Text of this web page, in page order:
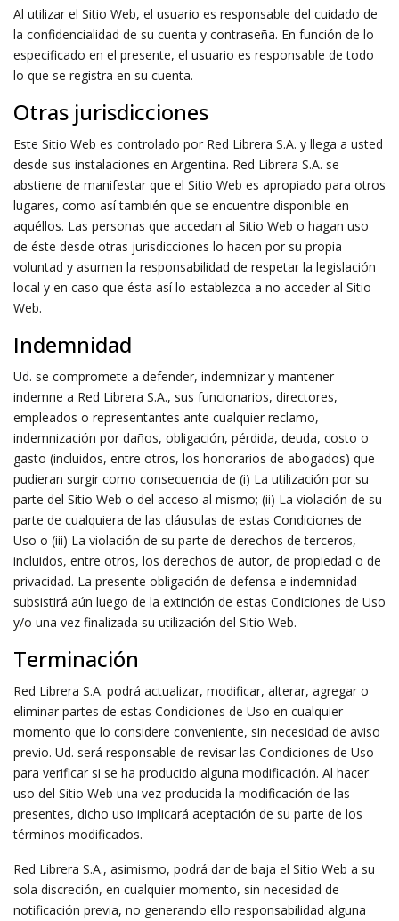
Al utilizar el Sitio Web, el usuario es responsable del cuidado de
la confidencialidad de su cuenta y contraseña. En función de lo
especificado en el presente, el usuario es responsable de todo
lo que se registra en su cuenta.
Otras jurisdicciones
Este Sitio Web es controlado por Red Librera S.A. y llega a usted
desde sus instalaciones en Argentina. Red Librera S.A. se
abstiene de manifestar que el Sitio Web es apropiado para otros
lugares, como así también que se encuentre disponible en
aquéllos. Las personas que accedan al Sitio Web o hagan uso
de éste desde otras jurisdicciones lo hacen por su propia
voluntad y asumen la responsabilidad de respetar la legislación
local y en caso que ésta así lo establezca a no acceder al Sitio
Web.
Indemnidad
Ud. se compromete a defender, indemnizar y mantener
indemne a Red Librera S.A., sus funcionarios, directores,
empleados o representantes ante cualquier reclamo,
indemnización por daños, obligación, pérdida, deuda, costo o
gasto (incluidos, entre otros, los honorarios de abogados) que
pudieran surgir como consecuencia de (i) La utilización por su
parte del Sitio Web o del acceso al mismo; (ii) La violación de su
parte de cualquiera de las cláusulas de estas Condiciones de
Uso o (iii) La violación de su parte de derechos de terceros,
incluidos, entre otros, los derechos de autor, de propiedad o de
privacidad. La presente obligación de defensa e indemnidad
subsistirá aún luego de la extinción de estas Condiciones de Uso
y/o una vez finalizada su utilización del Sitio Web.
Terminación
Red Librera S.A. podrá actualizar, modificar, alterar, agregar o
eliminar partes de estas Condiciones de Uso en cualquier
momento que lo considere conveniente, sin necesidad de aviso
previo. Ud. será responsable de revisar las Condiciones de Uso
para verificar si se ha producido alguna modificación. Al hacer
uso del Sitio Web una vez producida la modificación de las
presentes, dicho uso implicará aceptación de su parte de los
términos modificados.
Red Librera S.A., asimismo, podrá dar de baja el Sitio Web a su
sola discreción, en cualquier momento, sin necesidad de
notificación previa, no generando ello responsabilidad alguna